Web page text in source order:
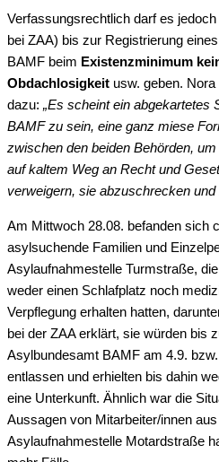
Verfassungsrechtlich darf es
bei ZAA) bis zur Registrierung
BAMF beim Existenzminimum
Obdachlosigkeit usw. geben.
dazu: „Es scheint ein abgekartetes
BAMF zu sein, eine ganz miese
zwischen den beiden Behörden,
auf kaltem Weg an Recht und
verweigern, sie abzuschrecken und
Am Mittwoch 28.08. befanden sich
asylsuchende Familien und
Asylaufnahmestelle Turmstraße,
weder einen Schlafplatz noch
Verpflegung erhalten hatten,
bei der ZAA erklärt, sie würden bis
Asylbundesamt BAMF am 4.9.
entlassen und erhielten bis dahin
eine Unterkunft. Ähnlich war die
Aussagen von Mitarbeiter/innen
Asylaufnahmestelle Motardstraße